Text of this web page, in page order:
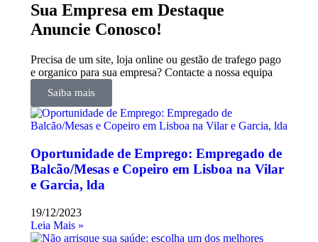
Sua Empresa em Destaque
Anuncie Conosco!
Precisa de um site, loja online ou gestão de trafego pago
e organico para sua empresa? Contacte a nossa equipa
Saiba mais
Oportunidade de Emprego: Empregado de
Balcão/Mesas e Copeiro em Lisboa na Vilar
e Garcia, lda
19/12/2023
Leia Mais »